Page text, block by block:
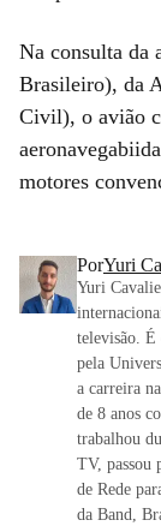
Na consulta da
Brasileiro), da
Civil), o avião
motores
PorYuri
Yuri
televisão. É
pela
a carreira
de 8 anos
trabalhou
TV, passou
de Rede
da Band,